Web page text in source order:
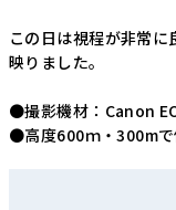
この日は視程が非常
映りました。
●撮影機材：Canon
●高度600ｍ・300m